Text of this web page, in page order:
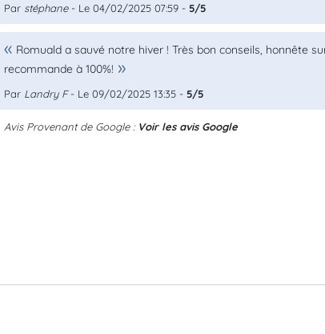
Par stéphane- Le 04/02/2025 07:59 - 5/5
Romuald a sauvé notre hiver ! Très bon conseils, honnête
recommande à 100%!
Par Landry F- Le 09/02/2025 13:35 - 5/5
Avis Provenant de Google : Voir les avis Google